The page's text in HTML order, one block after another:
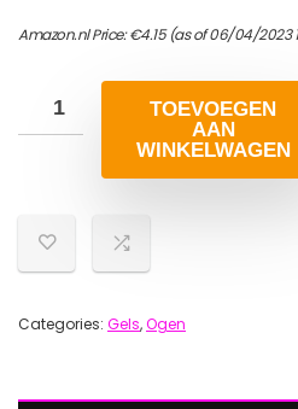
Amazon.nl Price:€4.15(as of 06/04/2023
TOEVOEGEN
AAN
WINKELWAGEN
Categories: Gels,Ogen